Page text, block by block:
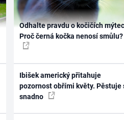
Odhalte pravdu o kočičích
Proč černá kočka nenosí smůlu?
Ibišek americký přitahuje
pozornost obřími květy. Pěstuje
snadno